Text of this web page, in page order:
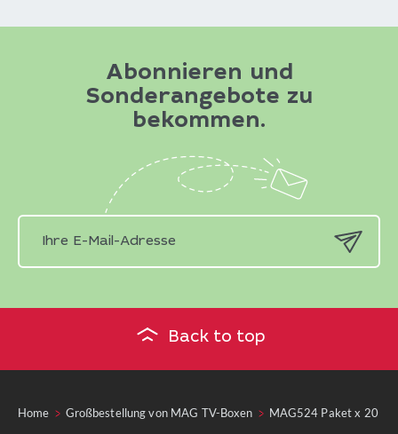
Abonnieren und
Sonderangebote zu
bekommen.
Back to top
Home Großbestellung von MAG TV-Boxen MAG524 Paket x 20